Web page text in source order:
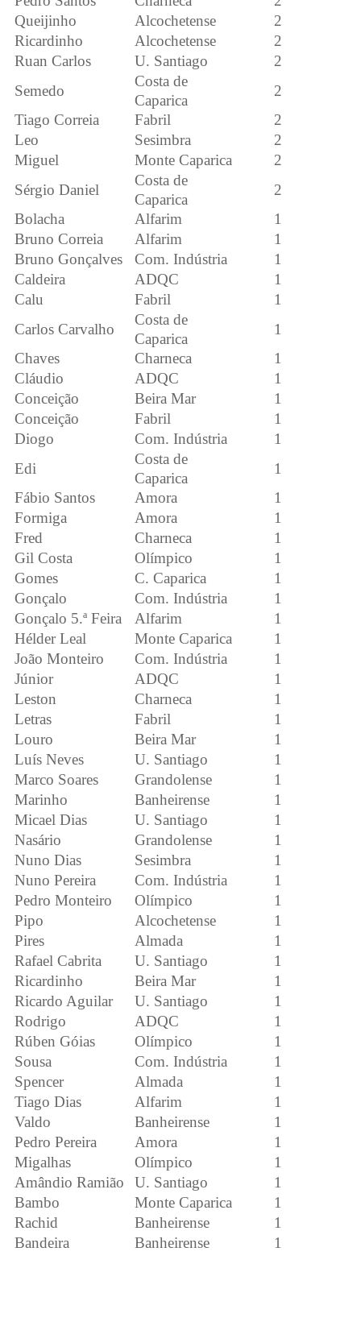
Queijinho
Alcochetense
2
Ricardinho
Alcochetense
2
Ruan Carlos
U. Santiago
2
Semedo
Costa de
Caparica
2
Tiago Correia
Fabril
2
Leo
Sesimbra
2
Miguel
Monte Caparica
2
Sérgio Daniel
Costa de
Caparica
2
Bolacha
Alfarim
1
Bruno Correia
Alfarim
1
Bruno Gonçalves
Com. Indústria
1
Caldeira
ADQC
1
Calu
Fabril
1
Carlos Carvalho
Costa de
Caparica
1
Chaves
Charneca
1
Cláudio
ADQC
1
Conceição
Beira Mar
1
Conceição
Fabril
1
Diogo
Com. Indústria
1
Edi
Costa de
Caparica
1
Fábio Santos
Amora
1
Formiga
Amora
1
Fred
Charneca
1
Gil Costa
Olímpico
1
Gomes
C. Caparica
1
Gonçalo
Com. Indústria
1
Gonçalo 5.ª Feira
Alfarim
1
Hélder Leal
Monte Caparica
1
João Monteiro
Com. Indústria
1
Júnior
ADQC
1
Leston
Charneca
1
Letras
Fabril
1
Louro
Beira Mar
1
Luís Neves
U. Santiago
1
Marco Soares
Grandolense
1
Marinho
Banheirense
1
Micael Dias
U. Santiago
1
Nasário
Grandolense
1
Nuno Dias
Sesimbra
1
Nuno Pereira
Com. Indústria
1
Pedro Monteiro
Olímpico
1
Pipo
Alcochetense
1
Pires
Almada
1
Rafael Cabrita
U. Santiago
1
Ricardinho
Beira Mar
1
Ricardo Aguilar
U. Santiago
1
Rodrigo
ADQC
1
Rúben Góias
Olímpico
1
Sousa
Com. Indústria
1
Spencer
Almada
1
Tiago Dias
Alfarim
1
Valdo
Banheirense
1
Pedro Pereira
Amora
1
Migalhas
Olímpico
1
Amândio Ramião
U. Santiago
1
Bambo
Monte Caparica
1
Rachid
Banheirense
1
Bandeira
Banheirense 1